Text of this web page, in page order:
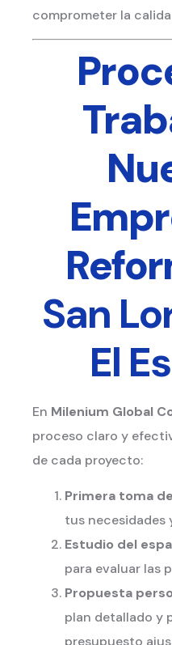
comprometer la
San
El
En Milenium Global
proceso claro y
de cada proyecto:
Primera toma
tus necesidades
Estudio del
para evaluar las
Propuesta
plan detallado y